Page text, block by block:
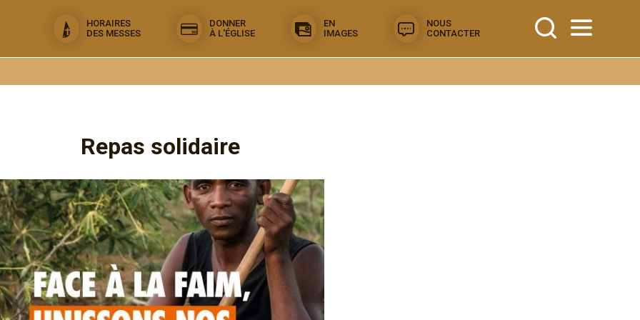
HORAIRES
DES MESSES
DONNER
À L'ÉGLISE
EN
IMAGES
NOUS
CONTACTER
Repas solidaire